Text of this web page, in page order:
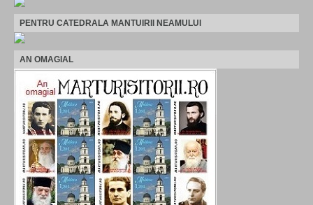
PENTRU CATEDRALA MANTUIRII NEAMULUI
AN OMAGIAL